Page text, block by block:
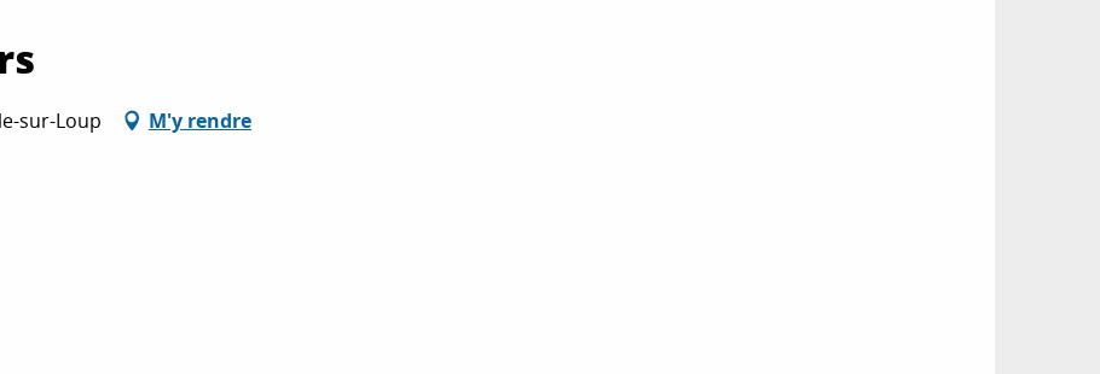
sur-Loup M'y rendre